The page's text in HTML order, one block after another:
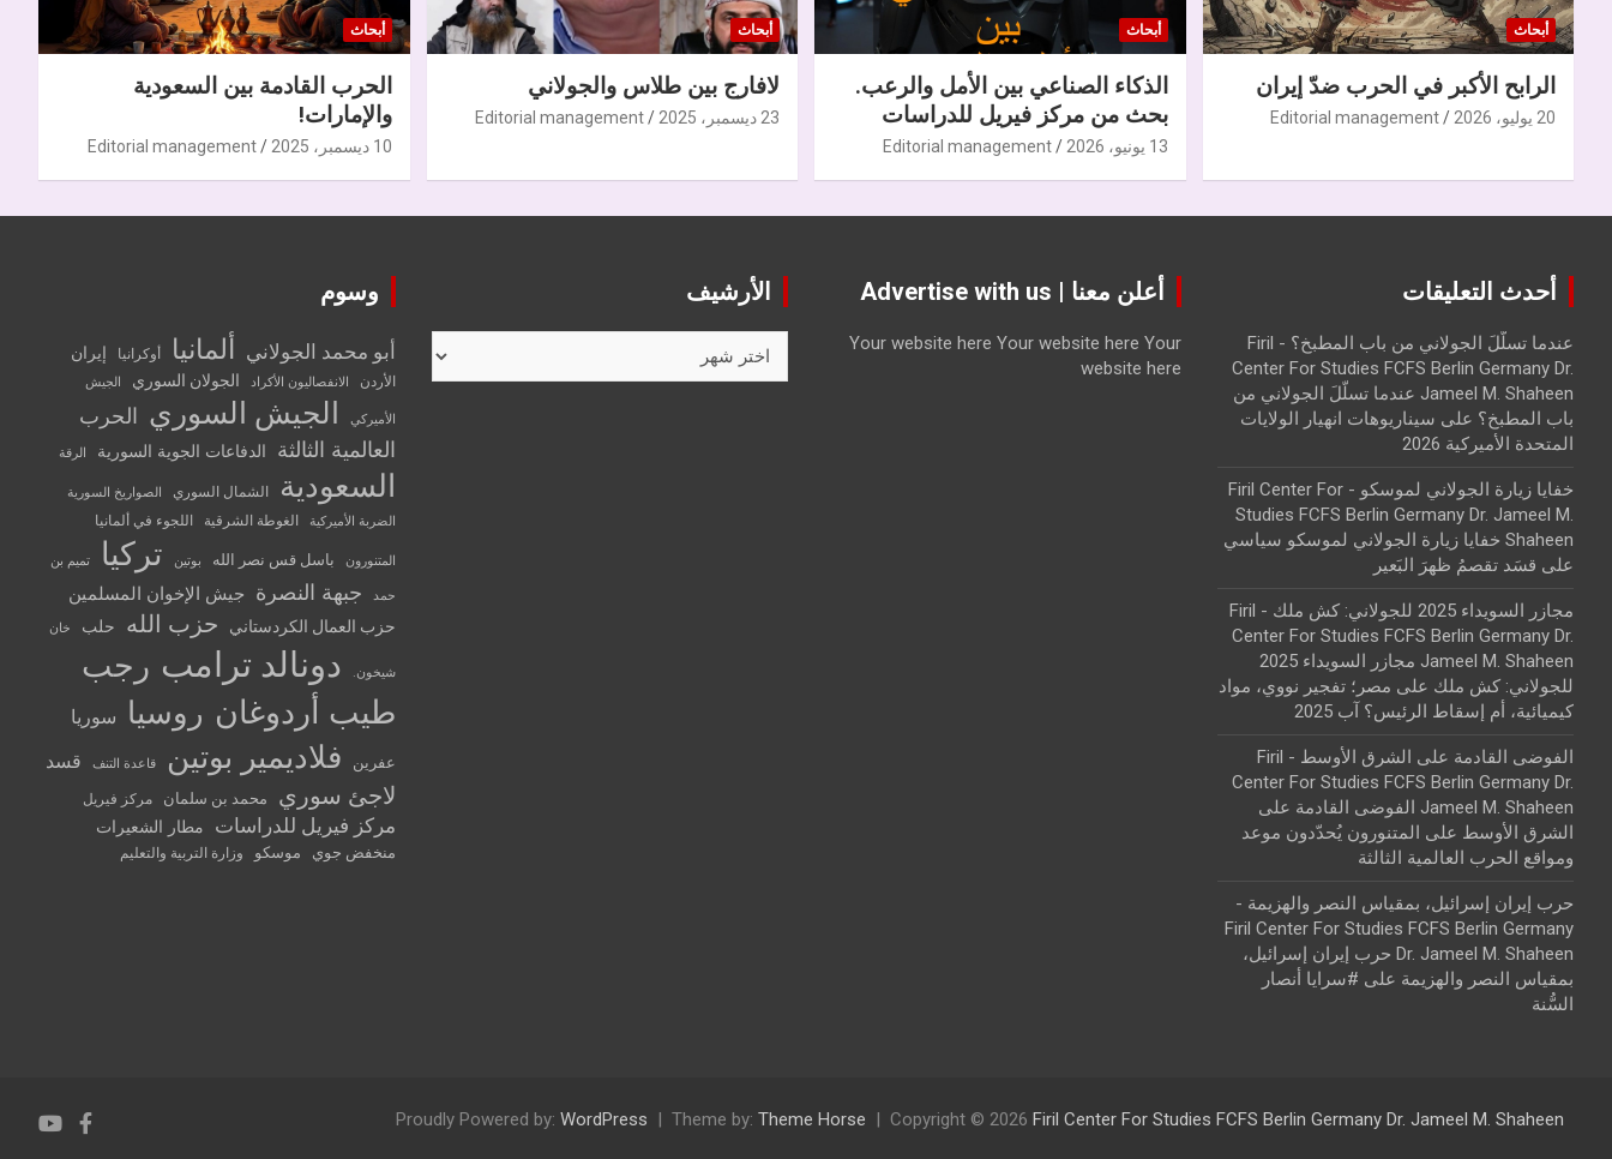
أبحاث
الرابح الأكبر في الحرب ضدّ إيران
20 يوليو، 2026 Editorial management
أبحاث
الذكاء الصناعي بين الأمل والرعب.
بحث من مركز فيريل للدراسات
13 يونيو، 2026 Editorial management
أبحاث
لافارج بين طلاس والجولاني
23 ديسمبر، 2025 Editorial management
أبحاث
الحرب القادمة بين السعودية
والإمارات!
10 ديسمبر، 2025 Editorial management
أحدث التعليقات
عندما تسلّلَ الجولاني من باب المطبخ؟ - Firil
Center For Studies FCFS Berlin Germany Dr.
Jameel M. Shaheen عندما تسلّلَ الجولاني من
باب المطبخ؟ على سيناريوهات انهيار الولايات
المتحدة الأميركية 2026
خفايا زيارة الجولاني لموسكو - Firil Center For
Studies FCFS Berlin Germany Dr. Jameel M.
Shaheen خفايا زيارة الجولاني لموسكو سياسي
على قسَد تقصمُ ظهرَ البَعير
مجازر السويداء 2025 للجولاني: كش ملك - Firil
Center For Studies FCFS Berlin Germany Dr.
Jameel M. Shaheen مجازر السويداء 2025
للجولاني: كش ملك على مصر؛ تفجير نووي، مواد
كيميائية، أم إسقاط الرئيس؟ آب 2025
الفوضى القادمة على الشرق الأوسط - Firil
Center For Studies FCFS Berlin Germany Dr.
Jameel M. Shaheen الفوضى القادمة على
الشرق الأوسط على المتنورون يُحدّدون موعد
ومواقع الحرب العالمية الثالثة
حرب إيران إسرائيل، بمقياس النصر والهزيمة -
Firil Center For Studies FCFS Berlin Germany
Dr. Jameel M. Shaheen حرب إيران إسرائيل،
بمقياس النصر والهزيمة على #سرايا أنصار
السُّنة
أعلن معنا | Advertise with us
Your website here Your website here Your
website here
الأرشيف وسوم
أبو محمد الجولاني ألمانيا أوكرانيا إيران
الأردن الانفصاليون الأكراد الجولان السوري الجيش
الأميركي الجيش السوري الحرب
العالمية الثالثة
الدفاعات الجوية السورية الرقة
السعودية الشمال السوري
الصواريخ السورية
الضربة الأميركية
الغوطة الشرقية اللجوء في ألمانيا
المتنورون باسل قس نصر الله بوتين تركيا تميم بن
حمد جبهة النصرة جيش الإخوان المسلمين
حزب العمال الكردستاني حزب الله حلب خان
شيخون. دونالد ترامب رجب
طيب أردوغان روسيا سوريا
عفرين فلاديمير بوتين قاعدة التنف قسد
لاجئ سوري محمد بن سلمان مركز فيريل
مركز فيريل للدراسات مطار الشعيرات
منخفض جوي موسكو وزارة التربية والتعليم
Copyright © 2026 Firil Center For Studies FCFS Berlin Germany Dr. Jameel M. Shaheen
Theme by: Theme Horse
Proudly Powered by: WordPress